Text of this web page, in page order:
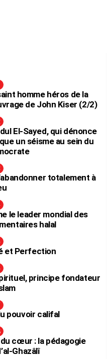
homme héros de la
de John Kiser (2/2)
El-Sayed, qui dénonce
un séisme au sein du
totalement à
le leader mondial des
halal
et Perfection
principe fondateur
pouvoir califal
du cœur : la pédagogie
Ghazâlî